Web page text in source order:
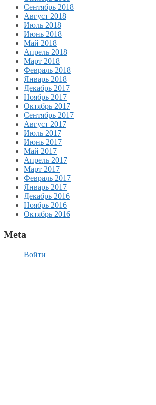
Сентябрь 2018
Август 2018
Июль 2018
Июнь 2018
Май 2018
Апрель 2018
Март 2018
Февраль 2018
Январь 2018
Декабрь 2017
Ноябрь 2017
Октябрь 2017
Сентябрь 2017
Август 2017
Июль 2017
Июнь 2017
Май 2017
Апрель 2017
Март 2017
Февраль 2017
Январь 2017
Декабрь 2016
Ноябрь 2016
Октябрь 2016
Meta
Войти